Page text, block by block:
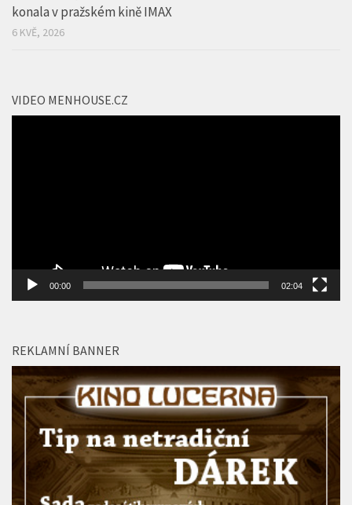
VIDEO MENHOUSE.CZ
REKLAMNÍ BANNER